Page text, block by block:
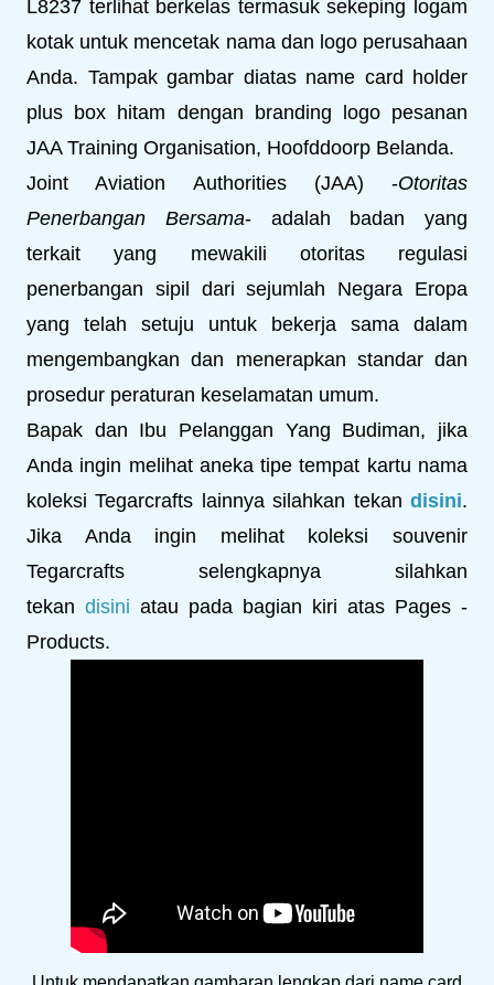
L8237 terlihat berkelas termasuk sekeping logam
kotak untuk mencetak nama dan logo perusahaan
Anda. Tampak gambar diatas name card holder
plus box hitam dengan branding logo pesanan
JAA Training Organisation, Hoofddoorp Belanda.
Joint Aviation Authorities (JAA) -Otoritas
Penerbangan Bersama- adalah badan yang
terkait yang mewakili otoritas regulasi
penerbangan sipil dari sejumlah Negara Eropa
yang telah setuju untuk bekerja sama dalam
mengembangkan dan menerapkan standar dan
prosedur peraturan keselamatan umum.
Bapak dan Ibu Pelanggan Yang Budiman, jika
Anda ingin melihat aneka tipe tempat kartu nama
koleksi Tegarcrafts lainnya silahkan tekan disini.
Jika Anda ingin melihat koleksi souvenir
Tegarcrafts selengkapnya silahkan
tekan disini atau pada bagian kiri atas Pages -
Products.